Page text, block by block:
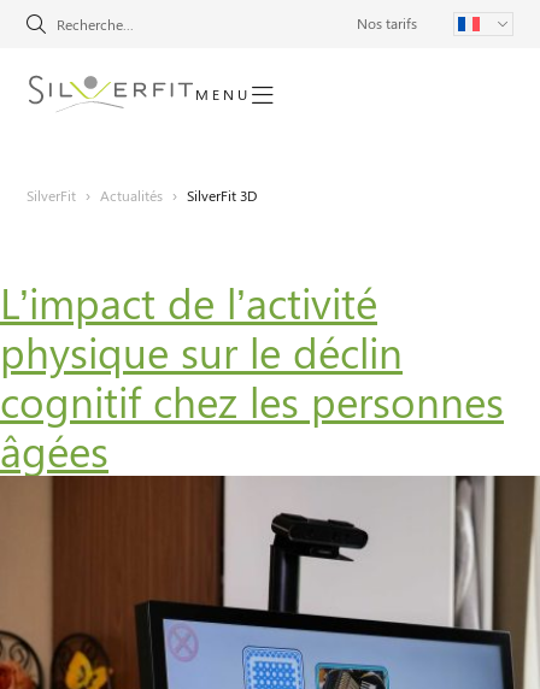
Nos tarifs
MENU
SilverFit › Actualités › SilverFit 3D
L’impact de l’activité
physique sur le déclin
cognitif chez les personnes
âgées